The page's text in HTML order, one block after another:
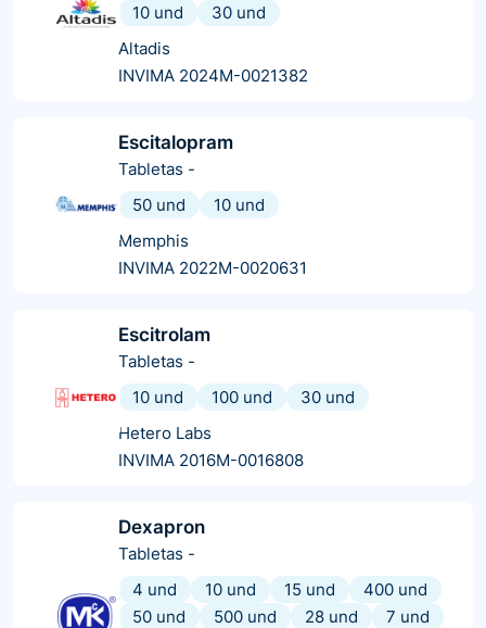
10 und
30 und
Altadis
INVIMA 2024M-0021382
Escitalopram
Tabletas -
50 und
10 und
Memphis
INVIMA 2022M-0020631
Escitrolam
Tabletas -
10 und
100 und
30 und
Hetero Labs
INVIMA 2016M-0016808
Dexapron
Tabletas -
4 und
10 und 15 und
400 und
50 und
500 und 28 und 7 und